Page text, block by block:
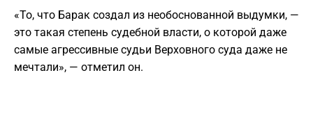
«То, что Барак создал из необоснованной выдумки, —
это такая степень судебной власти, о которой даже
самые агрессивные судьи Верховного суда даже не
мечтали», — отметил он.